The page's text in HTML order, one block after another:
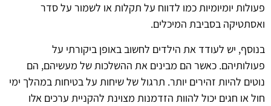
פעולות יומיומיות כמו לדווח על תקלות או לשמור על סדר
ואסתטיקה בסביבת המיכלים.
בנוסף, יש לעודד את הילדים לחשוב באופן ביקורתי על
פעולותיהם. כאשר הם מבינים את ההשלכות של מעשיהם, הם
נוטים להיות זהירים יותר. תרגול של שיחות על בטיחות במהלך ימי
חול או חגים יכול להוות הזדמנות מצוינת להקניית ערכים אלו